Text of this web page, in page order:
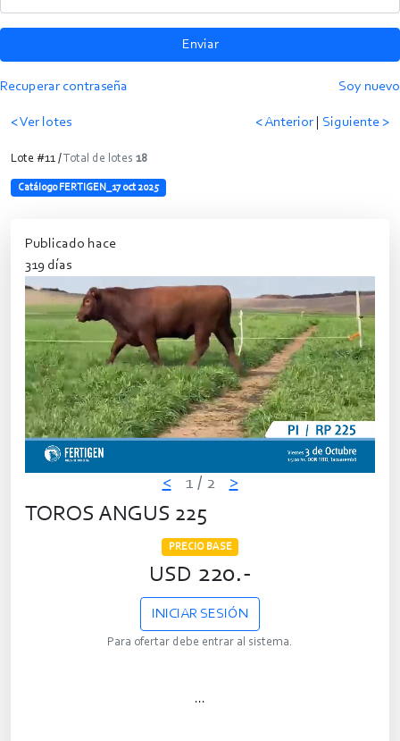
Enviar
Recuperar contraseña Soy nuevo
< Ver lotes < Anterior Siguiente >
Lote #11 /Total de lotes 18
Catálogo FERTIGEN_17 oct 2025
Publicado hace
319 días
< 1 / 2 >
TOROS ANGUS 225
PRECIO BASE
USD 220.-
INICIAR SESIÓN
Para ofertar debe entrar al sistema.
...